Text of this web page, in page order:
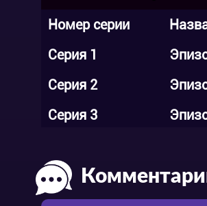
Номер серии
Серия 1
Серия 2
Серия 3
Серия 5